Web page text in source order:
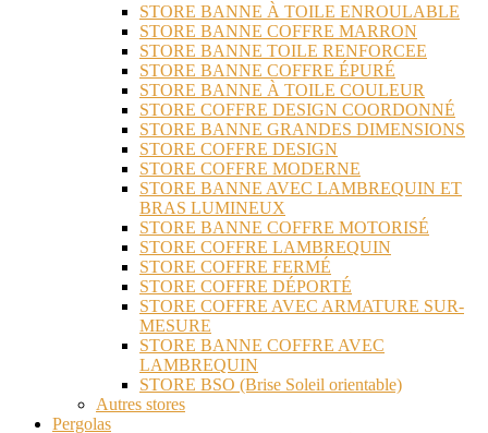
STORE BANNE À TOILE ENROULABLE
STORE BANNE COFFRE MARRON
STORE BANNE TOILE RENFORCEE
STORE BANNE COFFRE ÉPURÉ
STORE BANNE À TOILE COULEUR
STORE COFFRE DESIGN COORDONNÉ
STORE BANNE GRANDES DIMENSIONS
STORE COFFRE DESIGN
STORE COFFRE MODERNE
STORE BANNE AVEC LAMBREQUIN ET
BRAS LUMINEUX
STORE BANNE COFFRE MOTORISÉ
STORE COFFRE LAMBREQUIN
STORE COFFRE FERMÉ
STORE COFFRE DÉPORTÉ
STORE COFFRE AVEC ARMATURE SUR-
MESURE
STORE BANNE COFFRE AVEC
LAMBREQUIN
STORE BSO (Brise Soleil orientable)
Autres stores
Pergolas